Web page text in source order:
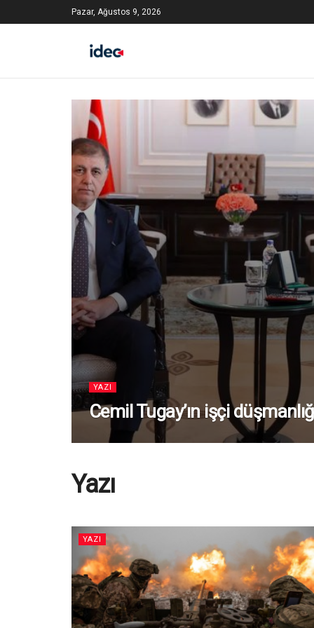
Pazar, Ağustos 9, 2026
YAZI
Cemil Tugay’ın işçi
Yazı
YAZI